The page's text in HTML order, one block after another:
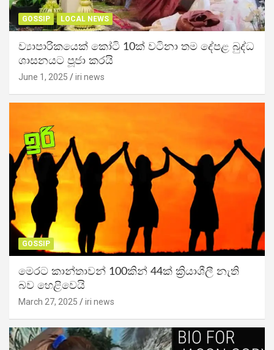
GOSSIP LOCAL NEWS
ව්‍යාපාරිකයෙක් කෝටි 10ක් වටිනා තම දේපළ බුද්ධ
ශාසනයට පූජා කරයි
June 1, 2025 iri news
GOSSIP
මෙරට කාන්තාවන් 100කින් 44ක් ක්‍රියාශීලී නැති
බව හෙළිවෙයි
March 27, 2025 iri news